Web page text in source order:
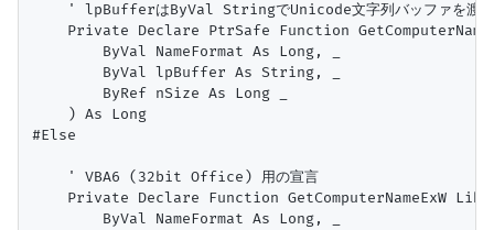
    ' lpBufferはByVal StringでUnicode文字列バッファを渡す
Private Declare PtrSafe Function
        ByVal NameFormat As Long, _
        ByVal lpBuffer As String, _
        ByRef nSize As Long _
    ) As Long
#Else
    ' VBA6 (32bit Office) 用の宣言
Private Declare Function GetComputerNameExW Lib
        ByVal NameFormat As Long, _